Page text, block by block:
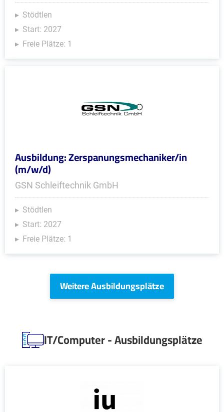
Stödtlen
Start: 2027
Freie Plätze: 1
Ausbildung: Zerspanungsmechaniker/in
(m/w/d)
GSN Schleiftechnik GmbH
Stödtlen
Start: 2027
Freie Plätze: 1
Weitere Ausbildungsplätze
IT/Computer - Ausbildungsplätze